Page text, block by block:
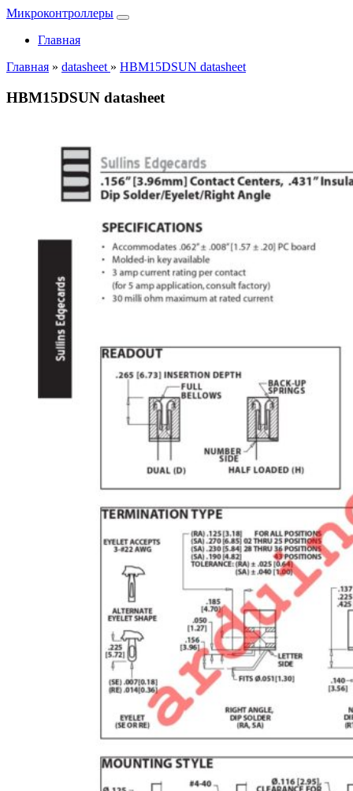
Микроконтроллеры
Главная
Главная » datasheet » HBM15DSUN datasheet
HBM15DSUN datasheet